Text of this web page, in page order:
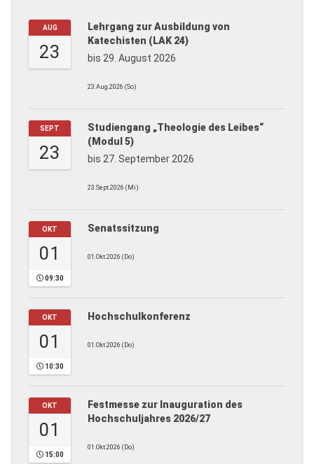
AUG
23
Lehrgang zur Ausbildung von
Katechisten (LAK 24)
bis 29. August 2026
23.Aug.2026 (So)
SEPT
23
Studiengang „Theologie des Leibes“
(Modul 5)
bis 27. September 2026
23.Sept.2026 (Mi)
OKT
01
09:30
Senatssitzung
01.Okt.2026 (Do)
OKT
01
10:30
Hochschulkonferenz
01.Okt.2026 (Do)
OKT
01
15:00
Festmesse zur Inauguration des
Hochschuljahres 2026/27
01.Okt.2026 (Do)